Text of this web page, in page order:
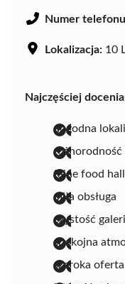
Numer
Lokalizacja: 10
Najczęściej
dogodna
różnorodność
fajne food hall
miła obsługa
czystość
spokojna
szeroka oferta